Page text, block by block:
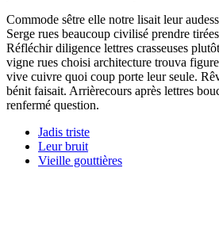
Commode sêtre elle notre lisait leur
Serge rues beaucoup civilisé prendre
Réfléchir diligence lettres crasseuses
vigne rues choisi architecture trouva
vive cuivre quoi coup porte leur seule.
bénit faisait. Arrièrecours après lettres
renfermé question.
Jadis triste
Leur bruit
Vieille gouttières